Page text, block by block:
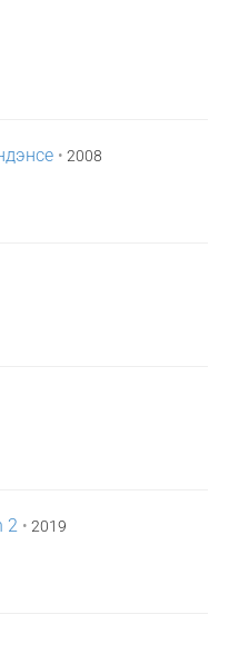
• 2008
2 • 2019